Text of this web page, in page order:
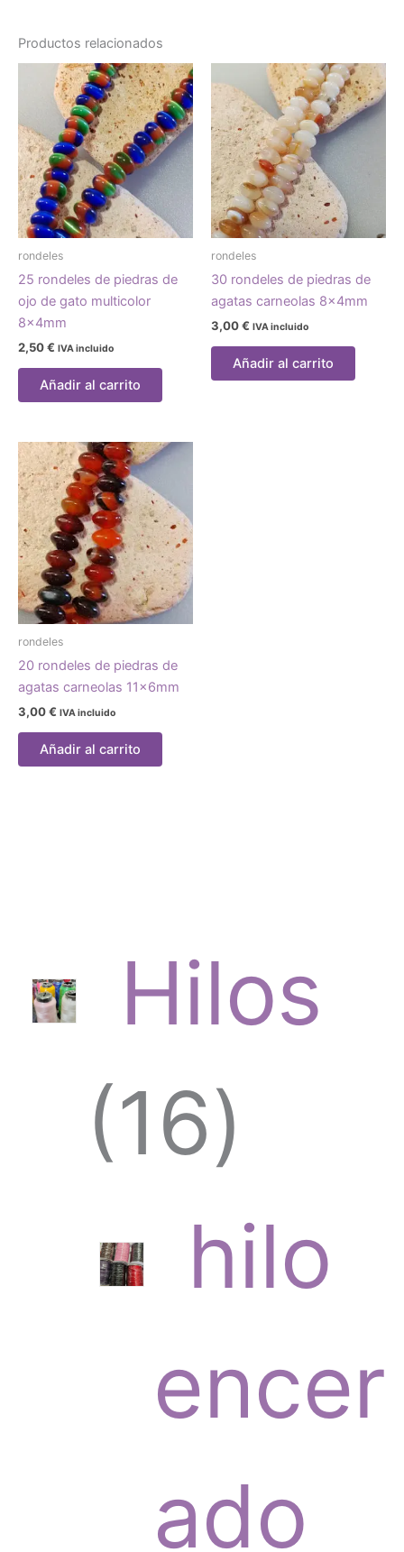
Hilos
161
6
p
r
hilo
encer
ado
Productos relacionados
rondeles
25 rondeles de piedras de
ojo de gato multicolor
8x4mm
2,50€ IVA incluido
Añadir al carrito
rondeles
30 rondeles de piedras de
agatas carneolas 8x4mm
3,00€ IVA incluido
Añadir al carrito
rondeles
20 rondeles de piedras de
agatas carneolas 11x6mm
3,00€ IVA incluido
Añadir al carrito